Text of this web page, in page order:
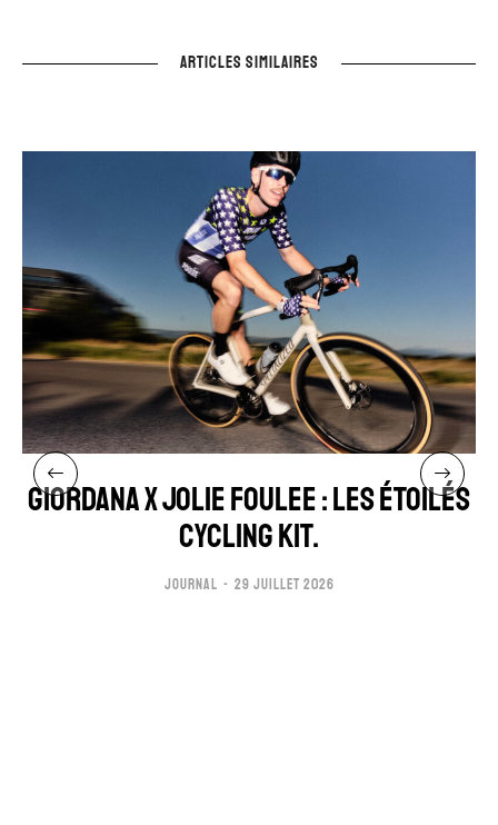
ARTICLES SIMILAIRES
GIORDANA x JOLIE FOULEE : LES ÉTOILÉS
CYCLING KIT.
JOURNAL 29 JUILLET 2026